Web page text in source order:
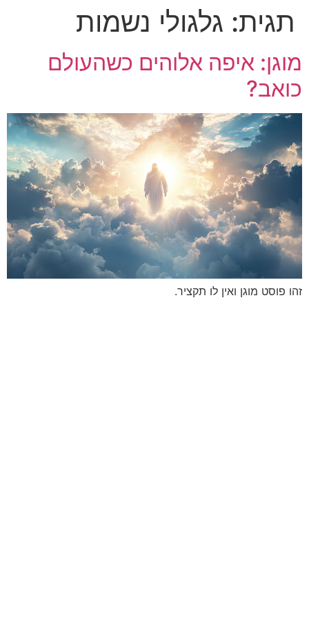
לתוכןתגית: גלגולי נשמות
מוגן: איפה אלוהים כשהעולם
כואב?
זהו פוסט מוגן ואין לו תקציר.